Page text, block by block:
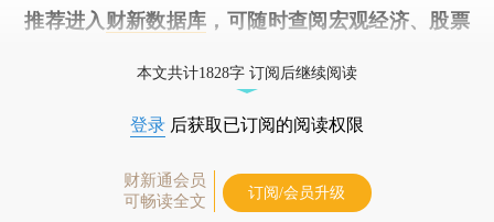
推荐进入 财新数据库 ，可随时查阅宏观经济、股票
本文共计1828字 订阅后继续阅读
登录 后获取已订阅的阅读权限
财新通会员
可畅读全文
订阅/会员升级